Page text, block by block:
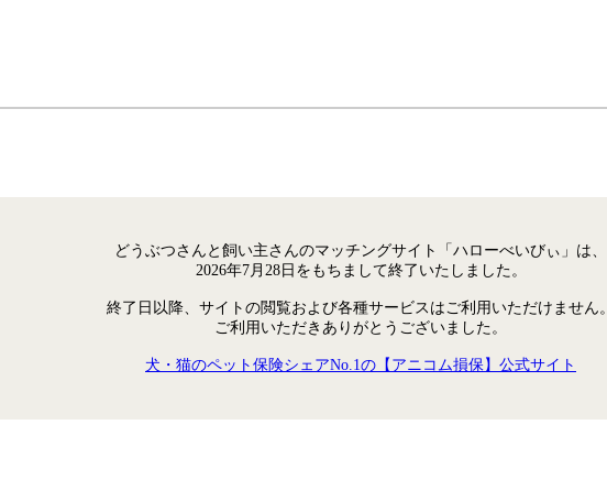
どうぶつさんと飼い主さんのマッチングサイト「ハローべいびぃ」は、
2026年7月28日をもちまして終了いたしました。
終了日以降、サイトの閲覧および各種サービスはご利用いただけません
ご利用いただきありがとうございました。
犬・猫のペット保険シェアNo.1の【アニコム損保】公式サイト